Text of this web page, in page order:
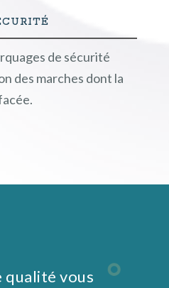
de sécurité
des marches dont la
qualité vous